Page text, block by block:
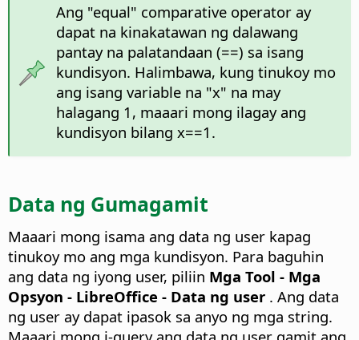
Ang "equal" comparative operator ay
dapat na kinakatawan ng dalawang
pantay na palatandaan (==) sa isang
kundisyon. Halimbawa, kung tinukoy mo
ang isang variable na "x" na may
halagang 1, maaari mong ilagay ang
kundisyon bilang x==1.
Data ng Gumagamit
Maaari mong isama ang data ng user kapag
tinukoy mo ang mga kundisyon. Para baguhin
ang data ng iyong user, piliin Mga Tool - Mga
Opsyon - LibreOffice - Data ng user . Ang data
ng user ay dapat ipasok sa anyo ng mga string.